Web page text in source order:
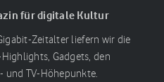
für digitale Kultur
Zeitalter liefern wir die
Gadgets, den
und TV-Höhepunkte.